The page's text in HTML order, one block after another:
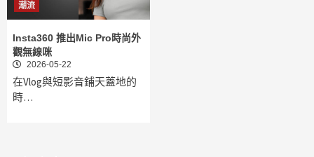
潮流
Insta360 推出Mic Pro時尚外
觀無線咪
2026-05-22
在Vlog與短影音鋪天蓋地的
時…